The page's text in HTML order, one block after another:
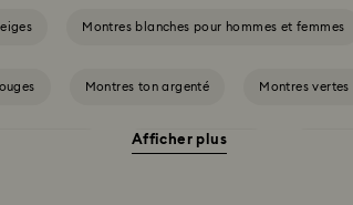
Montres blanches pour hommes et femmes
Montres ton argenté Montres
Collection Illumina
Afficher plus